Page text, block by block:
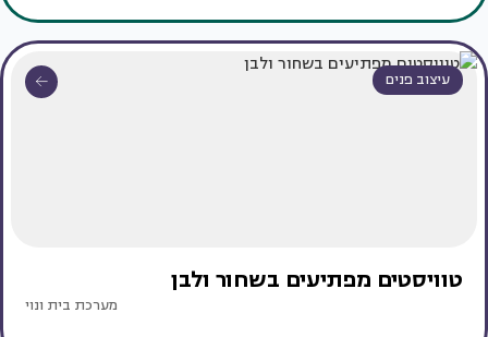
עיצוב פנים
טוויסטים מפתיעים בשחור ולבן
מערכת בית ונוי